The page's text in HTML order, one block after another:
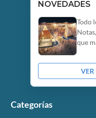
NOVEDADES
Todo
que
VER
Categorías